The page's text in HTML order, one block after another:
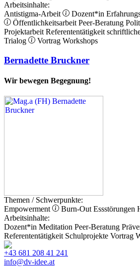
Arbeitsinhalte:
Antistigma-Arbeit
Dozent*in
Öffentlichkeitsarbeit Peer-Beratung
Projektarbeit Referententätigkeit
Trialog
Vortrag Workshops
Bernadette Bruckner
Wir bewegen Begegnung!
Themen / Schwerpunkte:
Empowerment
Burn-Out Essstörungen
Arbeitsinhalte:
Dozent*in Meditation Peer-Beratung
Referententätigkeit Schulprojekte Vortrag
+43 681 208 41 241
info@dv-idee.at